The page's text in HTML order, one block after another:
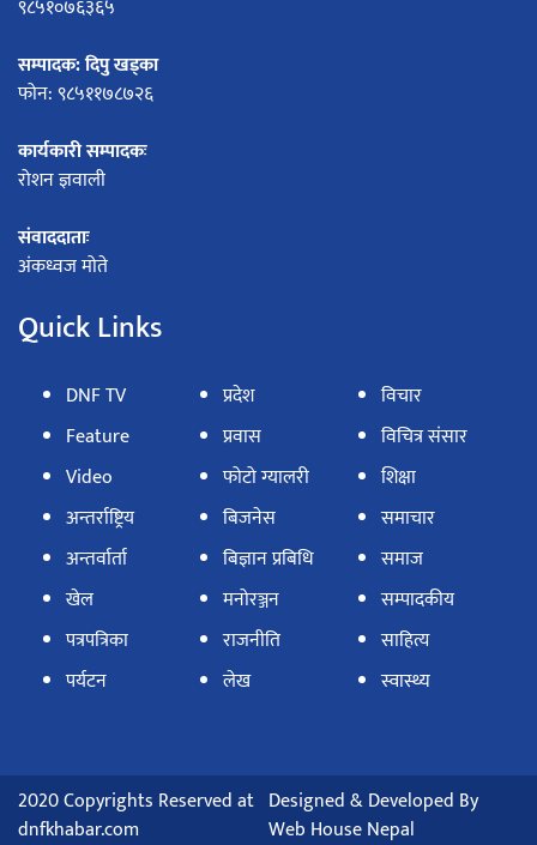
९८५१०७६३६५
सम्पादक: दिपु खड्का
फोन: ९८५११७८७२६
कार्यकारी सम्पादकः
रोशन ज्ञवाली
संवाददाताः
अंकध्वज मोते
Quick Links
DNF TV
Feature
Video
अन्तर्राष्ट्रिय
अन्तर्वार्ता
खेल
पत्रपत्रिका
पर्यटन
प्रदेश
प्रवास
फोटो ग्यालरी
बिजनेस
बिज्ञान प्रबिधि
मनोरञ्जन
राजनीति
लेख
विचार
विचित्र संसार
शिक्षा
समाचार
समाज
सम्पादकीय
साहित्य
स्वास्थ्य
2020 Copyrights Reserved at
dnfkhabar.com
Designed & Developed By
Web House Nepal